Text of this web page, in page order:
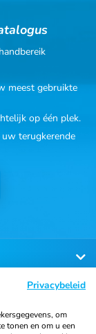
meest gebruikte
op één plek.
terugkerende
Privacybeleid
om
tonen en om u een